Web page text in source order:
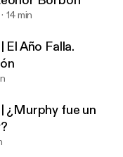
14 min
Año Falla.
¿Murphy fue un